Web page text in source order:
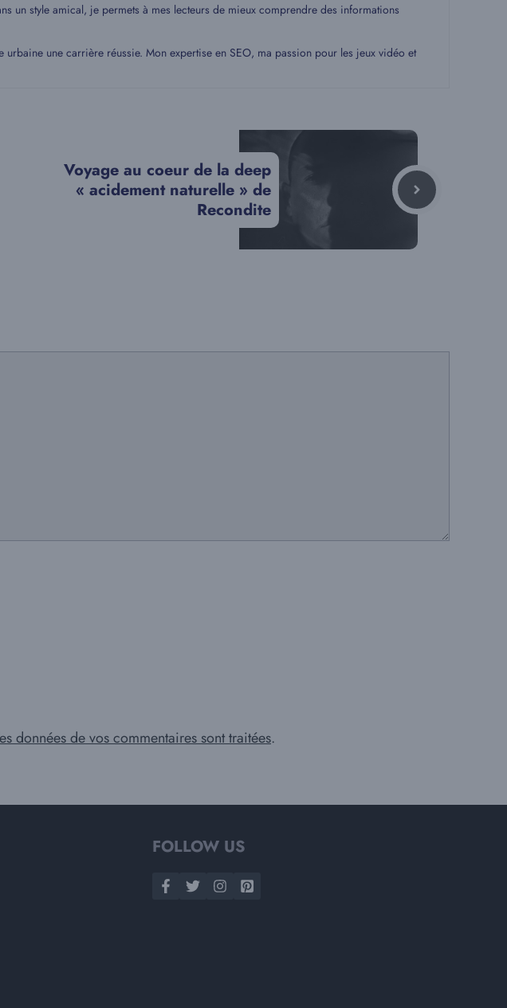
un style amical, je permets à mes lecteurs de mieux comprendre des informations
une carrière réussie. Mon expertise en SEO, ma passion pour les jeux vidéo et
Voyage au coeur de la deep
« acidement naturelle » de
Recondite
données de vos commentaires sont traitées.
FOLLOW US